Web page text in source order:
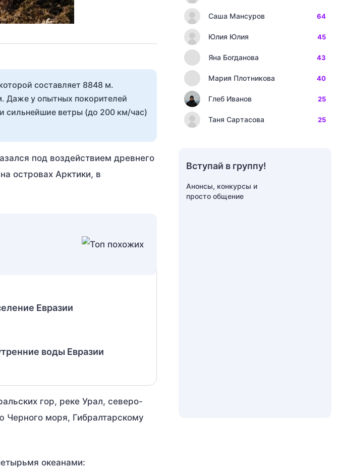
составляет 8848 м.
Даже у опытных покорителей
сильнейшие ветры (до 200 км/час)
под воздействием древнего
островах Арктики, в
Евразии
воды Евразии
гор, реке Урал, северо-
моря, Гибралтарскому
океанами:
Саша Мансуров 64
Юлия Юлия 45
Яна Богданова 43
Мария Плотникова 40
Глеб Иванов 25
Таня Сартасова 25
Вступай в группу!
Анонсы, конкурсы и
просто общение